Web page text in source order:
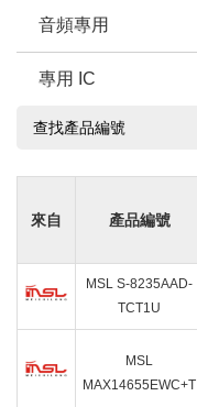
音頻專用
專用 IC
來自 產品編號
MSL S-8235AAD-
TCT1U
MSL
MAX14655EWC+T